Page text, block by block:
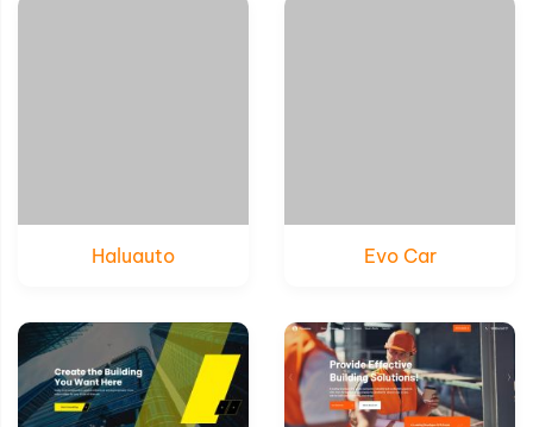
Haluauto Evo Car
Chi tiết Chi tiết